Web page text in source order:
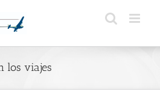
los viajes